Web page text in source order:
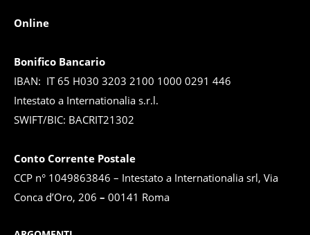
Online
Bonifico Bancario
IBAN: IT 65 H030 3203 2100 1000 0291 446
Intestato a Internationalia s.r.l.
SWIFT/BIC: BACRIT21302
Conto Corrente Postale
CCP n° 1049863846 – Intestato a Internationalia srl, Via
Conca d’Oro, 206 – 00141 Roma